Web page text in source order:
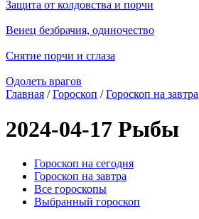
Защита от колдовства и порчи
Венец безбрачия, одиночество
Снятие порчи и сглаза
Одолеть врагов
Главная /Гороскоп /Гороскоп на завтра
2024-04-17 Рыбы
Гороскоп на сегодня
Гороскоп на завтра
Все гороскопы
Выбранный гороскоп